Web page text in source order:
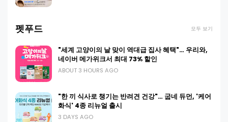
펫푸드 모두 보기
"세계 고양이의 날 맞이 역대급 집사 혜택"… 우리와,
네이버 메가위크서 최대 73% 할인
ABOUT 3 HOURS AGO
"한 끼 식사로 챙기는 반려견 건강"… 굽네 듀먼, '케어
화식' 4종 리뉴얼 출시
3 DAYS AGO